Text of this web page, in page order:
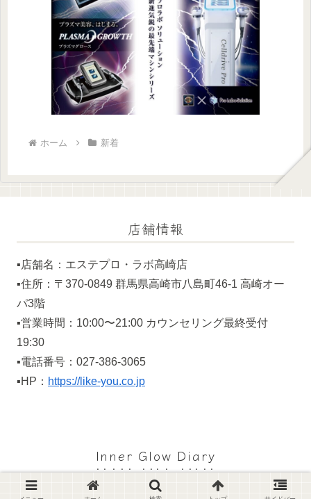
ホーム 新着
店舗情報
▪️店舗名：エステプロ・ラボ高崎店
▪️住所：〒370-0849 群馬県高崎市八島町46-1 高崎オー
パ3階
▪️営業時間：10:00〜21:00 カウンセリング最終受付
19:30
▪️電話番号：027-386-3065
▪️HP： https://like-you.co.jp
Inner Glow Diary
© 2024 Inner Glow Diary.